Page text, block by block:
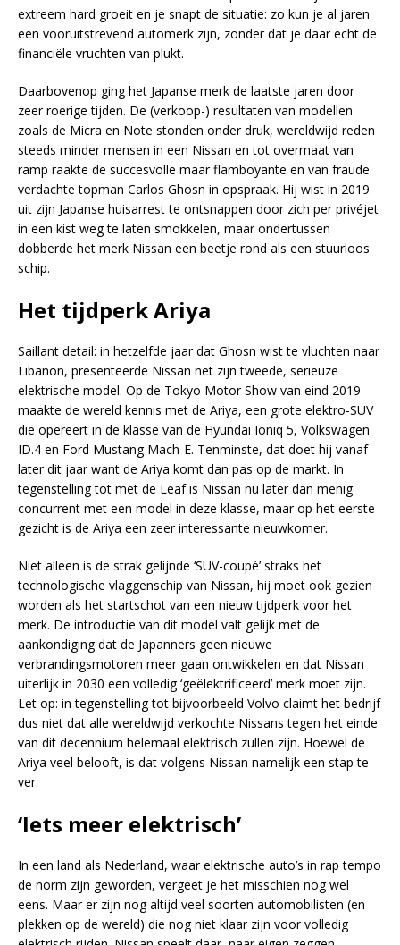
extreem hard groeit en je snapt de situatie: zo kun je al jaren
een vooruitstrevend automerk zijn, zonder dat je daar echt de
financiële vruchten van plukt.
Daarbovenop ging het Japanse merk de laatste jaren door
zeer roerige tijden. De (verkoop-) resultaten van modellen
zoals de Micra en Note stonden onder druk, wereldwijd reden
steeds minder mensen in een Nissan en tot overmaat van
ramp raakte de succesvolle maar flamboyante en van fraude
verdachte topman Carlos Ghosn in opspraak. Hij wist in 2019
uit zijn Japanse huisarrest te ontsnappen door zich per privéjet
in een kist weg te laten smokkelen, maar ondertussen
dobberde het merk Nissan een beetje rond als een stuurloos
schip.
Het tijdperk Ariya
Saillant detail: in hetzelfde jaar dat Ghosn wist te vluchten naar
Libanon, presenteerde Nissan net zijn tweede, serieuze
elektrische model. Op de Tokyo Motor Show van eind 2019
maakte de wereld kennis met de Ariya, een grote elektro-SUV
die opereert in de klasse van de Hyundai Ioniq 5, Volkswagen
ID.4 en Ford Mustang Mach-E. Tenminste, dat doet hij vanaf
later dit jaar want de Ariya komt dan pas op de markt. In
tegenstelling tot met de Leaf is Nissan nu later dan menig
concurrent met een model in deze klasse, maar op het eerste
gezicht is de Ariya een zeer interessante nieuwkomer.
Niet alleen is de strak gelijnde ‘SUV-coupé’ straks het
technologische vlaggenschip van Nissan, hij moet ook gezien
worden als het startschot van een nieuw tijdperk voor het
merk. De introductie van dit model valt gelijk met de
aankondiging dat de Japanners geen nieuwe
verbrandingsmotoren meer gaan ontwikkelen en dat Nissan
uiterlijk in 2030 een volledig ‘geëlektrificeerd’ merk moet zijn.
Let op: in tegenstelling tot bijvoorbeeld Volvo claimt het bedrijf
dus niet dat alle wereldwijd verkochte Nissans tegen het einde
van dit decennium helemaal elektrisch zullen zijn. Hoewel de
Ariya veel belooft, is dat volgens Nissan namelijk een stap te
ver.
‘Iets meer elektrisch’
In een land als Nederland, waar elektrische auto’s in rap tempo
de norm zijn geworden, vergeet je het misschien nog wel
eens. Maar er zijn nog altijd veel soorten automobilisten (en
plekken op de wereld) die nog niet klaar zijn voor volledig